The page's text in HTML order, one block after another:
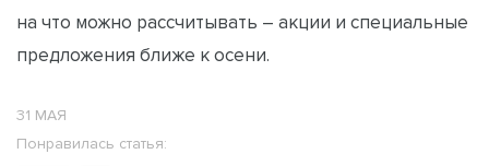
на что можно рассчитывать – акции и специальные
предложения ближе к осени.
31 МАЯ
Понравилась статья: